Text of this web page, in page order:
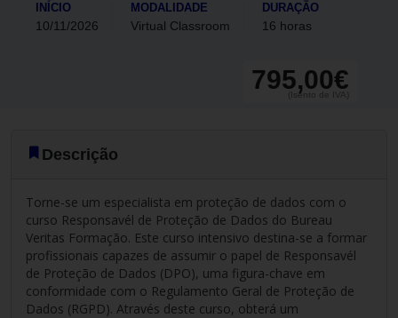
INÍCIO
10/11/2026
MODALIDADE
Virtual Classroom
DURAÇÃO
16 horas
795,00€
(Isento de IVA)
Descrição
Torne-se um especialista em proteção de dados com o
curso Responsavél de Proteção de Dados do Bureau
Veritas Formação. Este curso intensivo destina-se a formar
profissionais capazes de assumir o papel de Responsavél
de Proteção de Dados (DPO), uma figura-chave em
conformidade com o Regulamento Geral de Proteção de
Dados (RGPD). Através deste curso, obterá um